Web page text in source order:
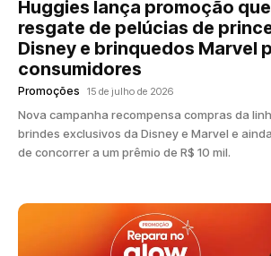
Huggies lança promoção
resgate de pelúcias de
Disney e brinquedos Marvel
consumidores
Promoções 15 de julho de 2026
Nova campanha recompensa compras da
brindes exclusivos da Disney e Marvel e
de concorrer a um prêmio de R$ 10 mil.